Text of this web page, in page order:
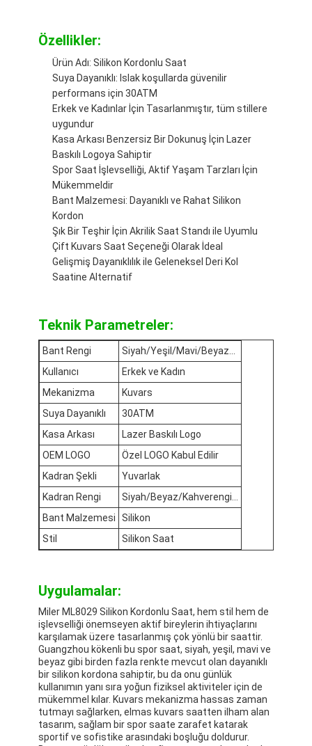
Kuvars Bilek İzle
Deri Kayışlı Kuvars Saat
Paslanmaz çelik kayışlı saat
Silikon Kemerli Saat
Kadın Kuvars Saati
Erkek Kuvars Saati
Kuvars ışık saati
Dijital Spor Saati
Şık Çift Saat
Watch yedek parçaları
Saat Kayışı Yedek Parçaları
Özellikler:
Ürün Adı: Silikon Kordonlu Saat
Suya Dayanıklı: Islak koşullarda güvenilir
performans için 30ATM
Erkek ve Kadınlar İçin Tasarlanmıştır, tüm stillere
uygundur
Kasa Arkası Benzersiz Bir Dokunuş İçin Lazer
Baskılı Logoya Sahiptir
Spor Saat İşlevselliği, Aktif Yaşam Tarzları İçin
Mükemmeldir
Bant Malzemesi: Dayanıklı ve Rahat Silikon
Kordon
Şık Bir Teşhir İçin Akrilik Saat Standı ile Uyumlu
Çift Kuvars Saat Seçeneği Olarak İdeal
Gelişmiş Dayanıklılık ile Geleneksel Deri Kol
Saatine Alternatif
Teknik Parametreler:
Bant Rengi
Siyah/Yeşil/Mavi/Beyaz...
Kullanıcı
Erkek ve Kadın
Mekanizma
Kuvars
Suya Dayanıklı
30ATM
Kasa Arkası
Lazer Baskılı Logo
OEM LOGO
Özel LOGO Kabul Edilir
Kadran Şekli
Yuvarlak
Kadran Rengi
Siyah/Beyaz/Kahverengi...
Bant Malzemesi
Silikon
Stil
Silikon Saat
Uygulamalar:
Miler ML8029 Silikon Kordonlu Saat, hem stil hem de
işlevselliği önemseyen aktif bireylerin ihtiyaçlarını
karşılamak üzere tasarlanmış çok yönlü bir saattir.
Guangzhou kökenli bu spor saat, siyah, yeşil, mavi ve
beyaz gibi birden fazla renkte mevcut olan dayanıklı
bir silikon kordona sahiptir, bu da onu günlük
kullanımın yanı sıra yoğun fiziksel aktiviteler için de
mükemmel kılar. Kuvars mekanizma hassas zaman
tutmayı sağlarken, elmas kuvars saatten ilham alan
tasarım, sağlam bir spor saate zarafet katarak
sportif ve sofistike arasındaki boşluğu doldurur.